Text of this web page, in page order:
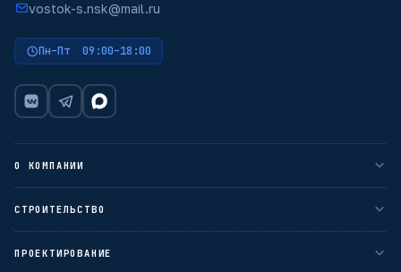
vostok-s.nsk@mail.ru
Пн–Пт 09:00–18:00
О КОМПАНИИ
Гарантии
СТРОИТЕЛЬСТВО
ЖИЛОЕ СТРОИТЕЛЬСТВО
ПРОЕКТИРОВАНИЕ